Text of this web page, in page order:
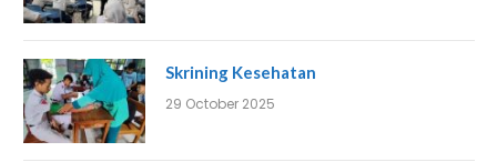
Skrining Kesehatan
29 October 2025